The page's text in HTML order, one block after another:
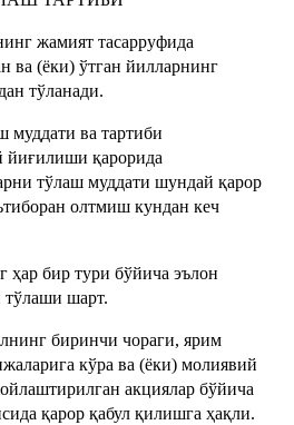
жамият тасарруфида
ва (ёки) ўтган йилларнинг
тўланади.
муддати ва тартиби
йиғилиши қарорида
тўлаш муддати шундай қарор
олтмиш кундан кеч
ҳар бир тури бўйича эълон
тўлаши шарт.
биринчи чораги, ярим
кўра ва (ёки) молиявий
акциялар бўйича
қарор қабул қилишга ҳақли.